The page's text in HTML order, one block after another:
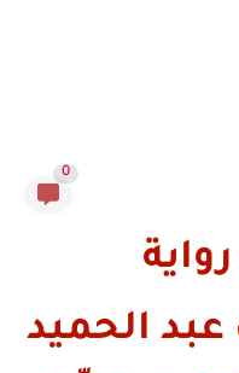
0
عبد الحميد